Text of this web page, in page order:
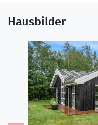
Küche
Die Küche ist mit Kühlschrank ausgestattet. Außerdem
gibt es 4 Keramik-
sowie Geschirrspüler.
WC und Bad
Es gibt 1 Badezimmer mit
Fußbodenheizung in 1
Draußen
Hausbilder